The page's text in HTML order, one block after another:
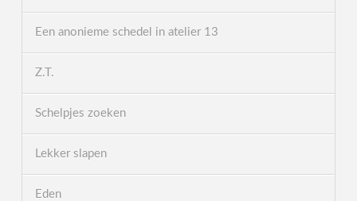
Een anonieme schedel in atelier 13
Z.T.
Schelpjes zoeken
Lekker slapen
Eden